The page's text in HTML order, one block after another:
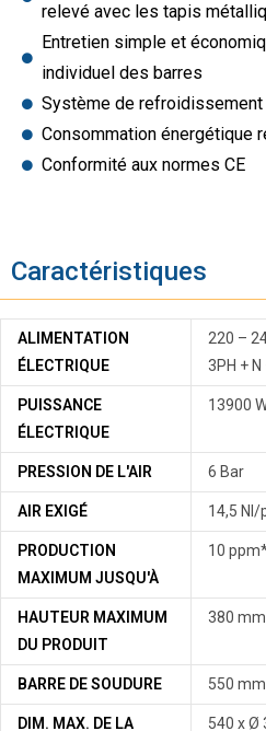
relevé avec les tapis
Entretien simple et
individuel des barres
Système de refroidissement
Consommation énergétique
Conformité aux normes CE
Caractéristiques
ALIMENTATION
ÉLECTRIQUE
220 –
3PH +
PUISSANCE
ÉLECTRIQUE
13900
PRESSION DE L'AIR 6 Bar
AIR EXIGÉ 14,5 Nl/
PRODUCTION
MAXIMUM JUSQU'À
10
HAUTEUR MAXIMUM
DU PRODUIT
380 mm
BARRE DE SOUDURE 550 mm
DIM. MAX. DE LA 540 x Ø